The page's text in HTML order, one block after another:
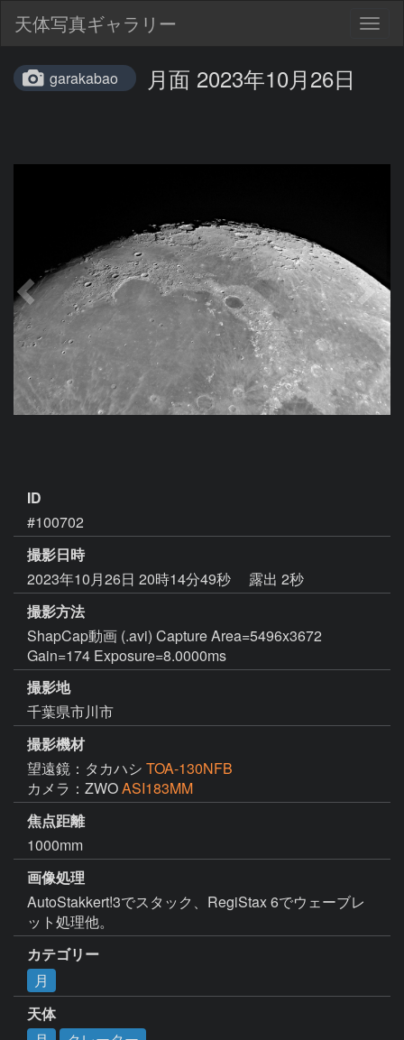
天体写真ギャラリー
garakabao 月面 2023年10月26日
ID
#100702
撮影日時
2023年10月26日 20時14分49秒
露出 2秒
撮影方法
ShapCap動画 (.avi) Capture Area=5496x3672
Gain=174 Exposure=8.0000ms
撮影地
千葉県市川市
撮影機材
望遠鏡：タカハシ TOA-130NFB
カメラ：ZWOASI183MM
焦点距離
1000mm
画像処理
AutoStakkert!3でスタック、RegiStax 6でウェーブレ
ット処理他。
カテゴリー
月
天体